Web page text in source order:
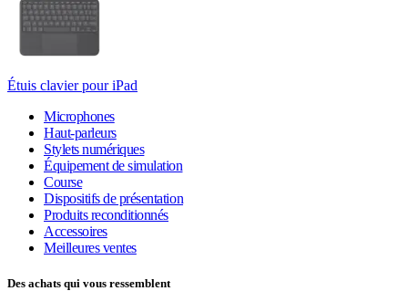
Étuis clavier pour iPad
Microphones
Haut-parleurs
Stylets numériques
Équipement de simulation
Course
Dispositifs de présentation
Produits reconditionnés
Accessoires
Meilleures ventes
Des achats qui vous ressemblent